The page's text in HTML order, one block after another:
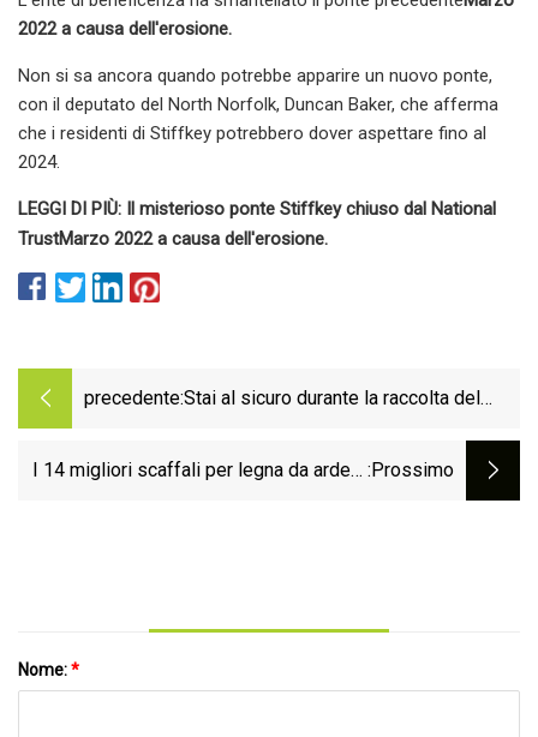
2022 a causa dell'erosione.
Non si sa ancora quando potrebbe apparire un nuovo ponte,
con il deputato del North Norfolk, Duncan Baker, che afferma
che i residenti di Stiffkey potrebbero dover aspettare fino al
2024.
LEGGI DI PIÙ: Il misterioso ponte Stiffkey chiuso dal National
TrustMarzo 2022 a causa dell'erosione.
precedente:Stai al sicuro durante la raccolta del
I 14 migliori scaffali per legna da ardere :Prossimo
Nome:*